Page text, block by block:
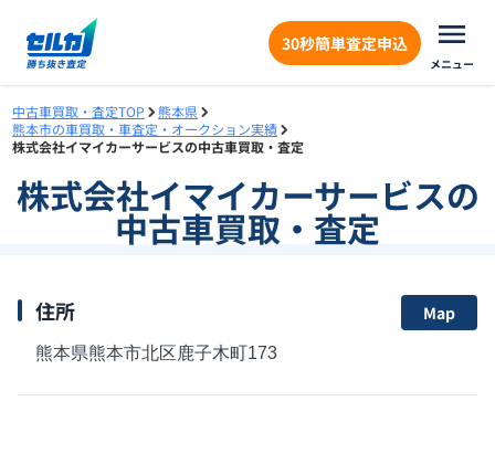
30秒簡単査定申込
メニュー
中古車買取・査定TOP
熊本県
熊本市の車買取・車査定・オークション実績
株式会社イマイカーサービスの中古車買取・査定
株式会社イマイカーサービスの
中古車買取・査定
住所
熊本県熊本市北区鹿子木町173
Map